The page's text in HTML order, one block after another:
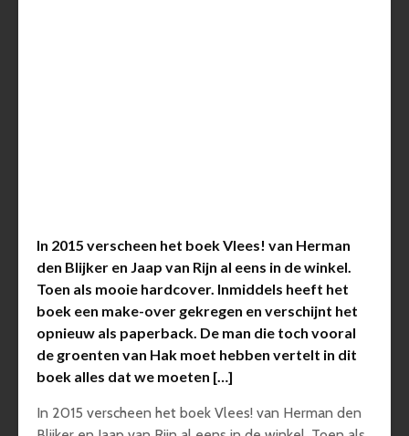
In 2015 verscheen het boek Vlees! van Herman
den Blijker en Jaap van Rijn al eens in de winkel.
Toen als mooie hardcover. Inmiddels heeft het
boek een make-over gekregen en verschijnt het
opnieuw als paperback. De man die toch vooral
de groenten van Hak moet hebben vertelt in dit
boek alles dat we moeten […]
In 2015 verscheen het boek Vlees! van Herman den